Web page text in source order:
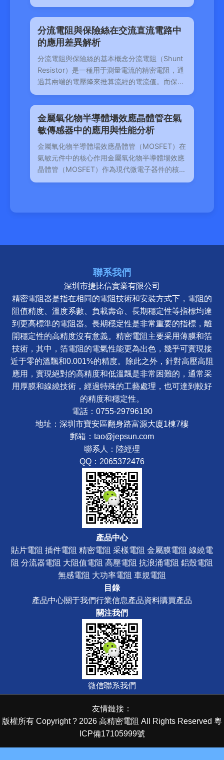
交流電以
分流電阻與保險絲在交流直流電路中
的應用差異解析
分流電阻與保險絲的基本概念分流電阻（Shunt
Resistor）是一種用于測量電流的精密電阻，通
過其兩端的電壓降來推算流經的電流值。而保險
絲（Fuse）則是
金屬氧化物半導體場效應晶體管在氣
敏傳感器中的應用與性能分析
金屬氧化物半導體場效應晶體管（MOSFET）在
氣敏元件中的核心作用金屬氧化物半導體場效應
晶體管（MOSFET）作為現代微電子器件的核心
組件，近年來在氣
聯系我們
深圳市捷比信實業有限公司
精密電阻器是指在相同的電阻技術和安裝方式下，電阻的
阻值精度、溫度系數、負載壽命、長期穩定性等指標均達
到更高標準的電阻器。長期穩定性是非常重要的指標，離
開穩定性的高精度沒有意義。精密電阻主要采用薄膜和箔
技術，其中，箔電阻的電氣性能更為出色，幾乎可實現接
近于零的溫飄和0.001%的精度。除此之外，針對高壓高阻
應用，實現絕對的高精度和低溫飄是非常困難的，通常采
用厚膜和線繞技術，經過特殊的工藝處理，也可達到較好
的精度和穩定性。
電話：0755-29796190
地址：深圳市寶安區翻身路富源大廈1棟7樓
郵箱：tao@jepsun.com
聯系人：陸經理
QQ：2065372476
產品中心
貼片電阻 插件電阻 精密電阻 采樣電阻 金屬膜電阻 線繞電
阻 分流器電阻 大阻值電阻 高壓電阻 抗浪涌電阻 鋁殼電阻
無感電阻 大功率電阻 車規電阻
目錄
產品中心關于我們行業信息產品資料購買產品
關注我們
微信聯系我們
友情鏈接：
版權所有 Copyright ? 2026 高精密電阻 All Rights Reserved 粵
ICP備17105999號